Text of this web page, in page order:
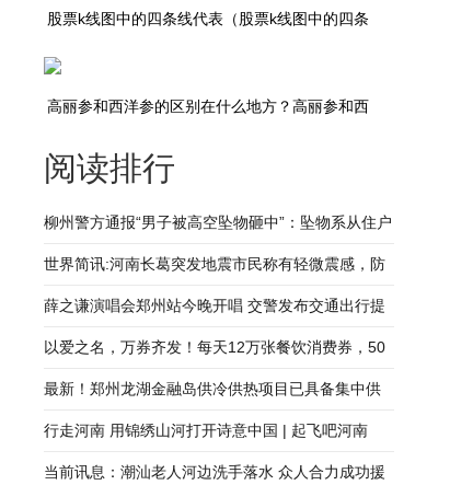
股票k线图中的四条线代表（股票k线图中的四条
高丽参和西洋参的区别在什么地方？高丽参和西
洋参怎么区分？
阅读排行
柳州警方通报“男子被高空坠物砸中”：坠物系从住户
露台坠落
世界简讯:河南长葛突发地震市民称有轻微震感，防
震减灾中心已到现场调查
薛之谦演唱会郑州站今晚开唱 交警发布交通出行提
示
以爱之名，万券齐发！每天12万张餐饮消费券，50
万元现金文旅券，持续发放中！
最新！郑州龙湖金融岛供冷供热项目已具备集中供
冷条件-环球时快讯
行走河南 用锦绣山河打开诗意中国 | 起飞吧河南
当前讯息：潮汕老人河边洗手落水 众人合力成功援